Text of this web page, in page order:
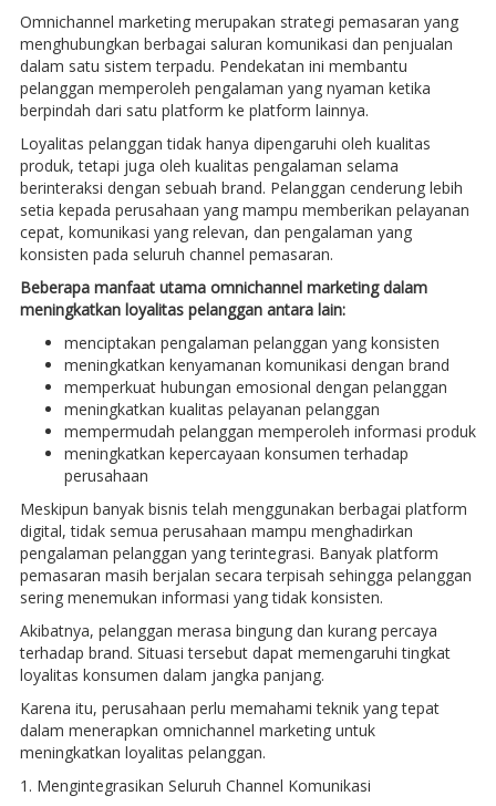
Omnichannel marketing merupakan strategi pemasaran yang
menghubungkan berbagai saluran komunikasi dan penjualan
dalam satu sistem terpadu. Pendekatan ini membantu
pelanggan memperoleh pengalaman yang nyaman ketika
berpindah dari satu platform ke platform lainnya.
Loyalitas pelanggan tidak hanya dipengaruhi oleh kualitas
produk, tetapi juga oleh kualitas pengalaman selama
berinteraksi dengan sebuah brand. Pelanggan cenderung lebih
setia kepada perusahaan yang mampu memberikan pelayanan
cepat, komunikasi yang relevan, dan pengalaman yang
konsisten pada seluruh channel pemasaran.
Beberapa manfaat utama omnichannel marketing dalam
meningkatkan loyalitas pelanggan antara lain:
menciptakan pengalaman pelanggan yang konsisten
meningkatkan kenyamanan komunikasi dengan brand
memperkuat hubungan emosional dengan pelanggan
meningkatkan kualitas pelayanan pelanggan
mempermudah pelanggan memperoleh informasi produk
meningkatkan kepercayaan konsumen terhadap
perusahaan
Meskipun banyak bisnis telah menggunakan berbagai platform
digital, tidak semua perusahaan mampu menghadirkan
pengalaman pelanggan yang terintegrasi. Banyak platform
pemasaran masih berjalan secara terpisah sehingga pelanggan
sering menemukan informasi yang tidak konsisten.
Akibatnya, pelanggan merasa bingung dan kurang percaya
terhadap brand. Situasi tersebut dapat memengaruhi tingkat
loyalitas konsumen dalam jangka panjang.
Karena itu, perusahaan perlu memahami teknik yang tepat
dalam menerapkan omnichannel marketing untuk
meningkatkan loyalitas pelanggan.
1. Mengintegrasikan Seluruh Channel Komunikasi